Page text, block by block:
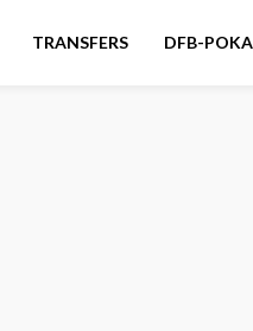
TRANSFERS DFB-